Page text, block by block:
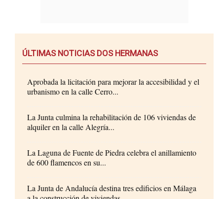
ÚLTIMAS NOTICIAS DOS HERMANAS
Aprobada la licitación para mejorar la accesibilidad y el
urbanismo en la calle Cerro...
La Junta culmina la rehabilitación de 106 viviendas de
alquiler en la calle Alegría...
La Laguna de Fuente de Piedra celebra el anillamiento
de 600 flamencos en su...
La Junta de Andalucía destina tres edificios en Málaga